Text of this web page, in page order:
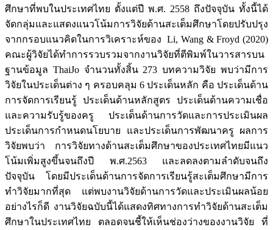
ศึกษาที่พบในประเทศไทย ตั้งแต่ปี พ.ศ. 2558 ถึงปัจจุบัน ทั้งนี้ได้
จัดกลุ่มและแสดงแนวโน้มการวิจัยด้านสะเต็มศึกษาโดยปรับปรุง
จากกรอบแนวคิดในการวิเคราะห์ของ Li, Wang & Froyd (2020)
คณะผู้วิจัยได้ทำการรวบรวมจากงานวิจัยที่ตีพิมพ์ในวารสารบน
ฐานข้อมูล ThaiJo จำนวนทั้งสิ้น 273 บทความวิจัย พบว่ามีการ
วิจัยในประเด็นต่าง ๆ ครอบคลุม 6 ประเด็นหลัก คือ ประเด็นด้าน
การจัดการเรียนรู้ ประเด็นด้านหลักสูตร ประเด็นด้านความเชื่อ
และความรับรู้ของครู ประเด็นด้านการวัดและการประเมินผล
ประเด็นการกำหนดนโยบาย และประเด็นการพัฒนาครู ผลการ
วิจัยพบว่า การวิจัยทางด้านสะเต็มศึกษาของประเทศไทยมีแนว
โน้มเพิ่มสูงขึ้นจนถึงปี พ.ศ.2563 และลดลงตามลำดับจนถึง
ปัจจุบัน โดยมีประเด็นด้านการจัดการเรียนรู้สะเต็มศึกษามีการ
ทำวิจัยมากที่สุด แต่พบงานวิจัยด้านการวัดและประเมินผลน้อย
อย่างไรก็ดี งานวิจัยฉบับนี้ได้แสดงทิศทางการทำวิจัยด้านสะเต็ม
ศึกษาในประเทศไทย ตลอดจนชี้ให้เห็นช่องว่างของงานวิจัย ที่